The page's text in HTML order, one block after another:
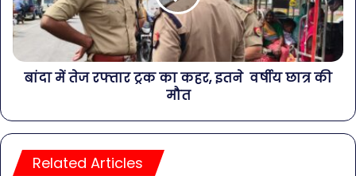
बांदा में तेज रफ्तार ट्रक का कहर, इतने वर्षीय छात्र की
मौत
Related Articles